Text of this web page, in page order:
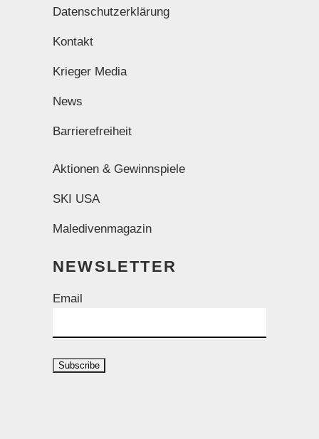
Datenschutzerklärung
Kontakt
Krieger Media
News
Barrierefreiheit
Aktionen & Gewinnspiele
SKI USA
Maledivenmagazin
NEWSLETTER
Email